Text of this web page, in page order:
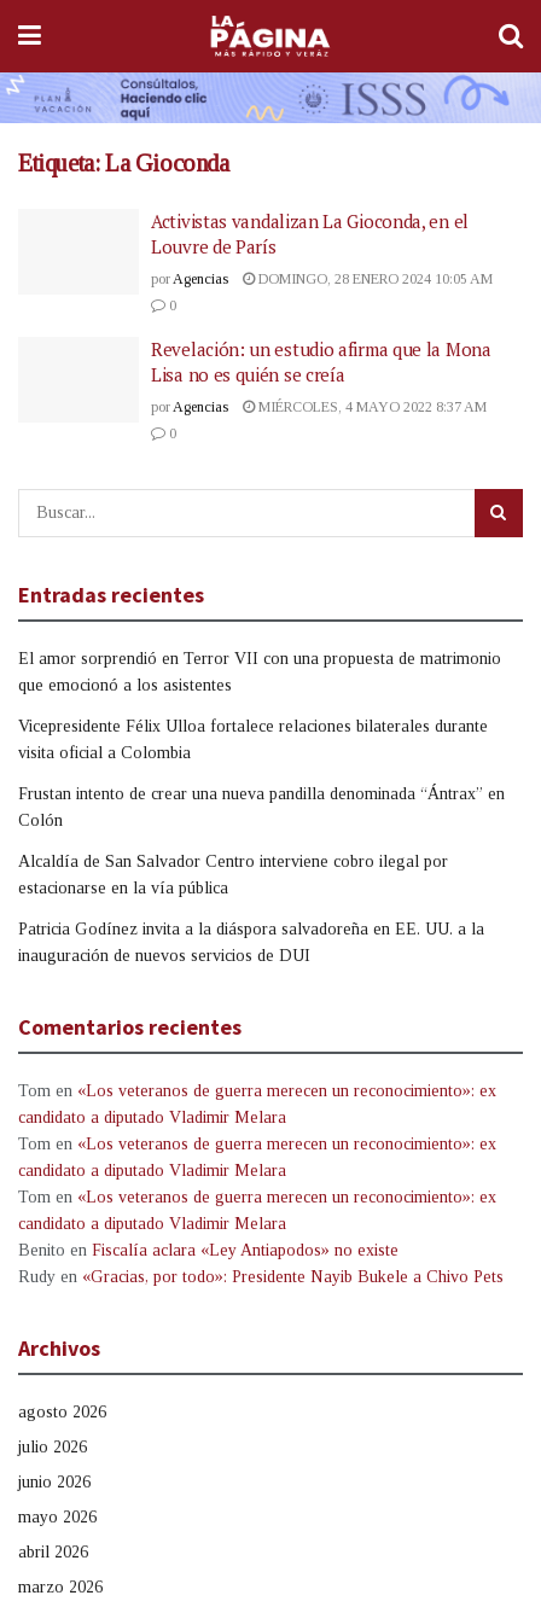
Etiqueta:La Gioconda
Activistas vandalizan La Gioconda, en el
Louvre de París
por Agencias
DOMINGO, 28 ENERO 2024 10:05 AM
0
Revelación: un estudio afirma que la Mona
Lisa no es quién se creía
por Agencias
MIÉRCOLES, 4 MAYO 2022 8:37 AM
0
Entradas recientes
El amor sorprendió en Terror VII con una propuesta de matrimonio
que emocionó a los asistentes
Vicepresidente Félix Ulloa fortalece relaciones bilaterales durante
visita oficial a Colombia
Frustan intento de crear una nueva pandilla denominada “Ántrax” en
Colón
Alcaldía de San Salvador Centro interviene cobro ilegal por
estacionarse en la vía pública
Patricia Godínez invita a la diáspora salvadoreña en EE. UU. a la
inauguración de nuevos servicios de DUI
Comentarios recientes
Tom en «Los veteranos de guerra merecen un reconocimiento»: ex
candidato a diputado Vladimir Melara
Tom en «Los veteranos de guerra merecen un reconocimiento»: ex
candidato a diputado Vladimir Melara
Tom en «Los veteranos de guerra merecen un reconocimiento»: ex
candidato a diputado Vladimir Melara
Benito en Fiscalía aclara «Ley Antiapodos» no existe
Rudy en «Gracias, por todo»: Presidente Nayib Bukele a Chivo Pets
Archivos
agosto 2026
julio 2026
junio 2026
mayo 2026
abril 2026
marzo 2026